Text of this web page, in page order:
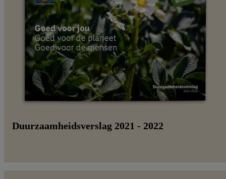
Duurzaamheidsverslag 2021 - 2022